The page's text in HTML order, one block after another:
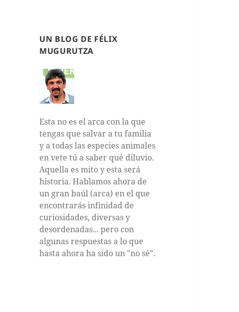
UN BLOG DE FÉLIX
MUGURUTZA
Esta no es el arca con la que
tengas que salvar a tu familia
y a todas las especies animales
en vete tú a saber qué diluvio.
Aquella es mito y esta será
historia. Hablamos ahora de
un gran baúl (arca) en el que
encontrarás infinidad de
curiosidades, diversas y
desordenadas... pero con
algunas respuestas a lo que
hasta ahora ha sido un "no sé".